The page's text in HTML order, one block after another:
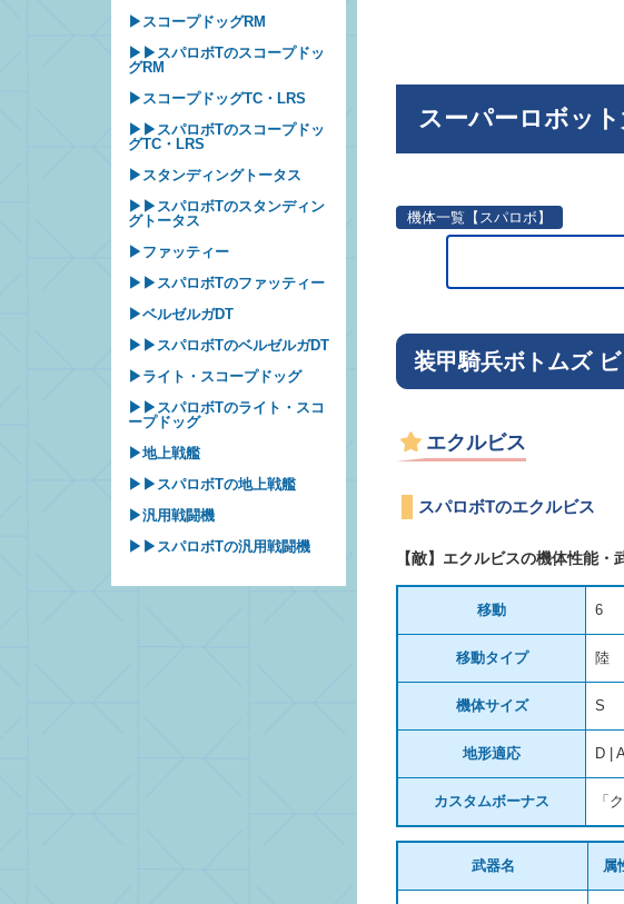
スーパーロボッ
機体一覧【スパロボ】
装甲騎兵ボトムズ
エクルビス
スパロボTのエクルビス
【敵】エクルビスの機体性能・
移動 6
移動タイプ 陸
機体サイズ S
地形適応 D |
カスタムボーナス 「
武器名 属
▶スコープドッグRM
▶▶スパロボTのスコープドッ
グRM
▶スコープドッグTC・LRS
▶▶スパロボTのスコープドッ
グTC・LRS
▶スタンディングトータス
▶▶スパロボTのスタンディン
グトータス
▶ファッティー
▶▶スパロボTのファッティー
▶ベルゼルガDT
▶▶スパロボTのベルゼルガDT
▶ライト・スコープドッグ
▶▶スパロボTのライト・スコ
ープドッグ
▶地上戦艦
▶▶スパロボTの地上戦艦
▶汎用戦闘機
▶▶スパロボTの汎用戦闘機